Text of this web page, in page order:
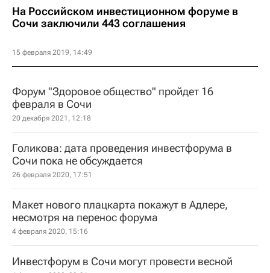
На Российском инвестиционном форуме в
Сочи заключили 443 соглашения
15 февраля 2019, 14:49
Форум "Здоровое общество" пройдет 16
февраля в Сочи
20 декабря 2021, 12:18
Голикова: дата проведения инвестфорума в
Сочи пока не обсуждается
26 февраля 2020, 17:51
Макет нового плацкарта покажут в Адлере,
несмотря на перенос форума
4 февраля 2020, 15:16
Инвестфорум в Сочи могут провести весной